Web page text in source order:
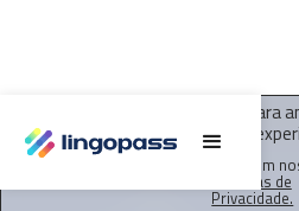
O Lingopass utiliza cookies para
deste site e melhorar sua
Saiba mais em
Políticas de
Privacidade.